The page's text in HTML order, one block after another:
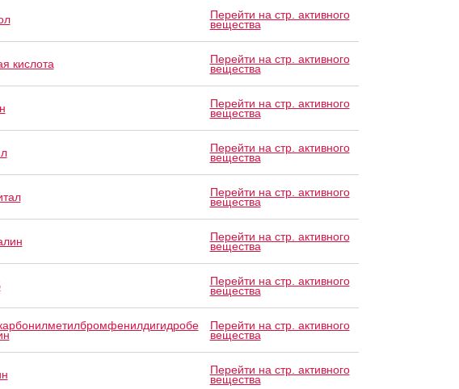
Перейти на стр. активного
вещества
кислота Перейти на стр. активного
вещества
Перейти на стр. активного
вещества
Перейти на стр. активного
вещества
Перейти на стр. активного
вещества
Перейти на стр. активного
вещества
Перейти на стр. активного
вещества
Перейти на стр. активного
вещества
Перейти на стр. активного
вещества